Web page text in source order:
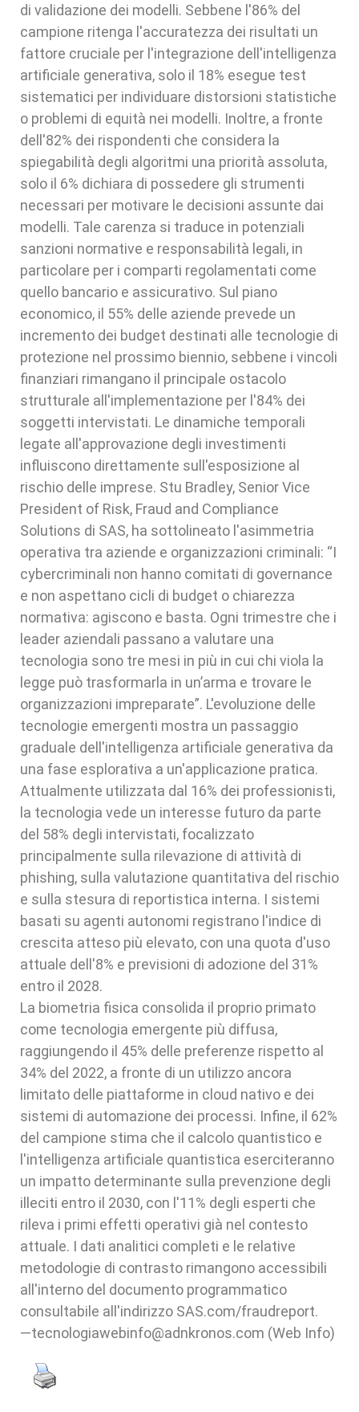
di validazione dei modelli. Sebbene l'86% del
campione ritenga l'accuratezza dei risultati un
fattore cruciale per l'integrazione dell'intelligenza
artificiale generativa, solo il 18% esegue test
sistematici per individuare distorsioni statistiche
o problemi di equità nei modelli. Inoltre, a fronte
dell'82% dei rispondenti che considera la
spiegabilità degli algoritmi una priorità assoluta,
solo il 6% dichiara di possedere gli strumenti
necessari per motivare le decisioni assunte dai
modelli. Tale carenza si traduce in potenziali
sanzioni normative e responsabilità legali, in
particolare per i comparti regolamentati come
quello bancario e assicurativo. Sul piano
economico, il 55% delle aziende prevede un
incremento dei budget destinati alle tecnologie di
protezione nel prossimo biennio, sebbene i vincoli
finanziari rimangano il principale ostacolo
strutturale all'implementazione per l'84% dei
soggetti intervistati. Le dinamiche temporali
legate all'approvazione degli investimenti
influiscono direttamente sull'esposizione al
rischio delle imprese. Stu Bradley, Senior Vice
President of Risk, Fraud and Compliance
Solutions di SAS, ha sottolineato l'asimmetria
operativa tra aziende e organizzazioni criminali: “I
cybercriminali non hanno comitati di governance
e non aspettano cicli di budget o chiarezza
normativa: agiscono e basta. Ogni trimestre che i
leader aziendali passano a valutare una
tecnologia sono tre mesi in più in cui chi viola la
legge può trasformarla in un’arma e trovare le
organizzazioni impreparate”. L'evoluzione delle
tecnologie emergenti mostra un passaggio
graduale dell'intelligenza artificiale generativa da
una fase esplorativa a un'applicazione pratica.
Attualmente utilizzata dal 16% dei professionisti,
la tecnologia vede un interesse futuro da parte
del 58% degli intervistati, focalizzato
principalmente sulla rilevazione di attività di
phishing, sulla valutazione quantitativa del rischio
e sulla stesura di reportistica interna. I sistemi
basati su agenti autonomi registrano l'indice di
crescita atteso più elevato, con una quota d'uso
attuale dell'8% e previsioni di adozione del 31%
entro il 2028.
La biometria fisica consolida il proprio primato
come tecnologia emergente più diffusa,
raggiungendo il 45% delle preferenze rispetto al
34% del 2022, a fronte di un utilizzo ancora
limitato delle piattaforme in cloud nativo e dei
sistemi di automazione dei processi. Infine, il 62%
del campione stima che il calcolo quantistico e
l'intelligenza artificiale quantistica eserciteranno
un impatto determinante sulla prevenzione degli
illeciti entro il 2030, con l'11% degli esperti che
rileva i primi effetti operativi già nel contesto
attuale. I dati analitici completi e le relative
metodologie di contrasto rimangono accessibili
all'interno del documento programmatico
consultabile all'indirizzo SAS.com/fraudreport.
—tecnologiawebinfo@adnkronos.com (Web Info)